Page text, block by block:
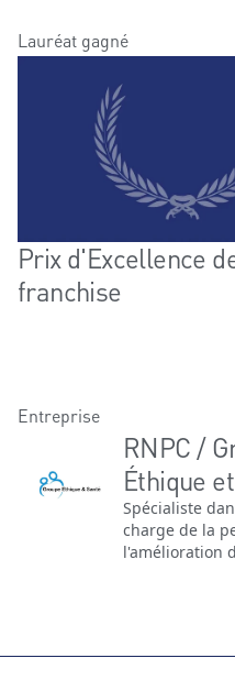
Lauréat gagné
Prix d'Excellence
franchise
Entreprise
RNPC /
Éthique
Spécialiste
charge de la
l'amélioration